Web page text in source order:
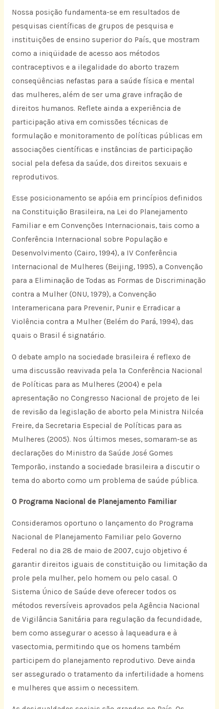
Nossa posição fundamenta-se em resultados de
pesquisas científicas de grupos de pesquisa e
instituições de ensino superior do País, que mostram
como a iniqüidade de acesso aos métodos
contraceptivos e a ilegalidade do aborto trazem
conseqüências nefastas para a saúde física e mental
das mulheres, além de ser uma grave infração de
direitos humanos. Reflete ainda a experiência de
participação ativa em comissões técnicas de
formulação e monitoramento de políticas públicas em
associações científicas e instâncias de participação
social pela defesa da saúde, dos direitos sexuais e
reprodutivos.
Esse posicionamento se apóia em princípios definidos
na Constituição Brasileira, na Lei do Planejamento
Familiar e em Convenções Internacionais, tais como a
Conferência Internacional sobre População e
Desenvolvimento (Cairo, 1994), a IV Conferência
Internacional de Mulheres (Beijing, 1995), a Convenção
para a Eliminação de Todas as Formas de Discriminação
contra a Mulher (ONU, 1979), a Convenção
Interamericana para Prevenir, Punir e Erradicar a
Violência contra a Mulher (Belém do Pará, 1994), das
quais o Brasil é signatário.
O debate amplo na sociedade brasileira é reflexo de
uma discussão reavivada pela 1ª Conferência Nacional
de Políticas para as Mulheres (2004) e pela
apresentação no Congresso Nacional de projeto de lei
de revisão da legislação de aborto pela Ministra Nilcéa
Freire, da Secretaria Especial de Políticas para as
Mulheres (2005). Nos últimos meses, somaram-se as
declarações do Ministro da Saúde José Gomes
Temporão, instando a sociedade brasileira a discutir o
tema do aborto como um problema de saúde pública.
O Programa Nacional de Planejamento Familiar
Consideramos oportuno o lançamento do Programa
Nacional de Planejamento Familiar pelo Governo
Federal no dia 28 de maio de 2007, cujo objetivo é
garantir direitos iguais de constituição ou limitação da
prole pela mulher, pelo homem ou pelo casal. O
Sistema Único de Saúde deve oferecer todos os
métodos reversíveis aprovados pela Agência Nacional
de Vigilância Sanitária para regulação da fecundidade,
bem como assegurar o acesso à laqueadura e à
vasectomia, permitindo que os homens também
participem do planejamento reprodutivo. Deve ainda
ser assegurado o tratamento da infertilidade a homens
e mulheres que assim o necessitem.